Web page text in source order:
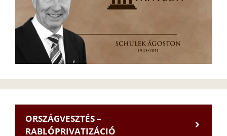
ORSZÁGVESZTÉS –
RABLÓPRIVATIZÁCIÓ